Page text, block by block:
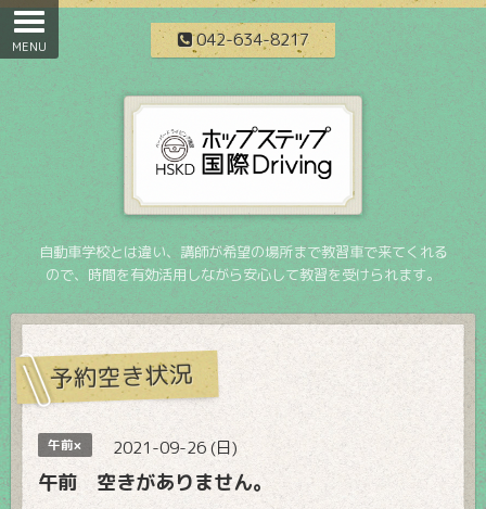
042-634-8217
自動車学校とは違い、講師が希望の場所まで教習車で来てくれる
ので、時間を有効活用しながら安心して教習を受けられます。
予約空き状況
午前× 2021-09-26 (日)
午前 空きがありません。